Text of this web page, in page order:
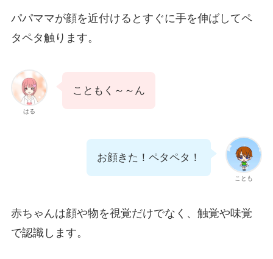
パパママが顔を近付けるとすぐに手を伸ばしてペ
タペタ触ります。
はる
こともく～～ん
ことも
お顔きた！ペタペタ！
赤ちゃんは顔や物を視覚だけでなく、触覚や味覚
で認識します。